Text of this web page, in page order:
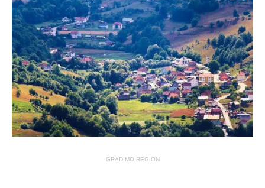
GRADIMO REGION